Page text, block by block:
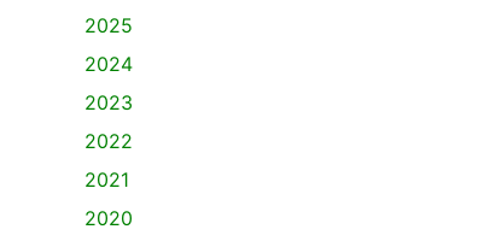
2025
2024
2023
2022
2021
2020